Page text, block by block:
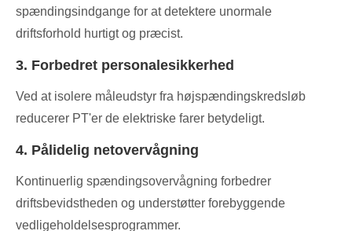
spændingsindgange for at detektere unormale
driftsforhold hurtigt og præcist.
3. Forbedret personalesikkerhed
Ved at isolere måleudstyr fra højspændingskredsløb
reducerer PT'er de elektriske farer betydeligt.
4. Pålidelig netovervågning
Kontinuerlig spændingsovervågning forbedrer
driftsbevidstheden og understøtter forebyggende
vedligeholdelsesprogrammer.